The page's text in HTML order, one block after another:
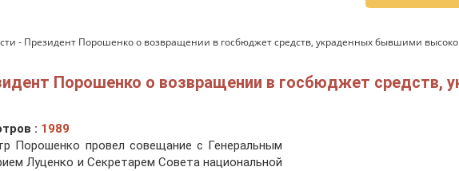
- Президент Порошенко о возвращении в госбюджет средств, украденных бывшими
Порошенко о возвращении в госбюджет средств,
: 1989
Порошенко провел совещание с Генеральным
Луценко и Секретарем Совета национальной